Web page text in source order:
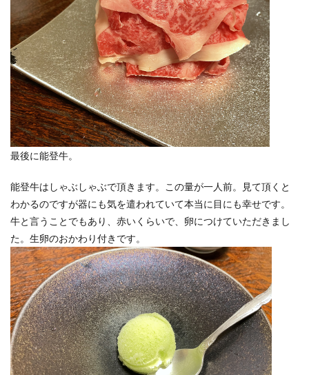
最後に能登牛。
能登牛はしゃぶしゃぶで頂きます。この量が一人前。見て頂くと
わかるのですが器にも気を遣われていて本当に目にも幸せです。
牛と言うことでもあり、赤いくらいで、卵につけていただきまし
た。生卵のおかわり付きです。